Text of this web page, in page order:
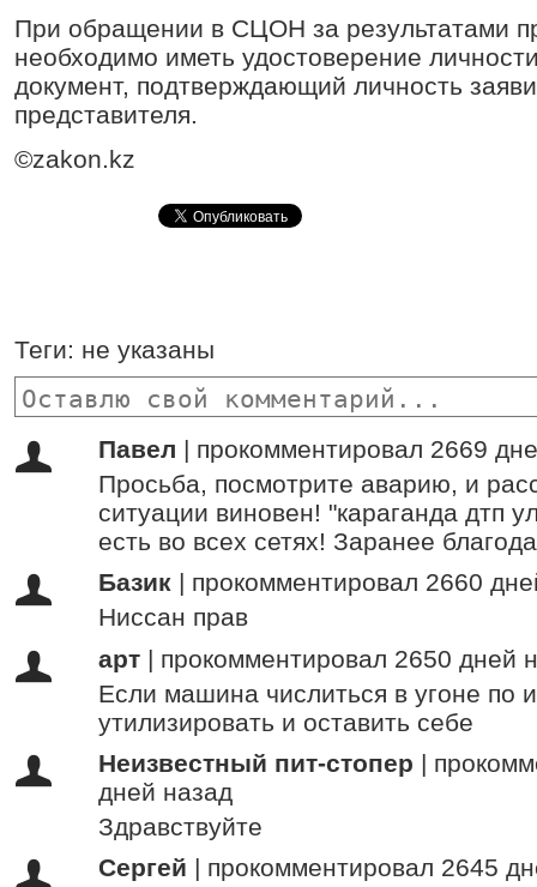
При обращении в СЦОН за результатами
необходимо иметь удостоверение
документ, подтверждающий личность
представителя.
©zakon.kz
Теги: не указаны
Павел | прокомментировал 2669
Просьба, посмотрите аварию, и
ситуации виновен! "караганда дтп
есть во всех сетях! Заранее
Базик | прокомментировал 2660
Ниссан прав
арт | прокомментировал 2650 дней
Если машина числиться в угоне по
утилизировать и оставить себе
Неизвестный пит-стопер |
дней назад
Здравствуйте
Сергей | прокомментировал 2645